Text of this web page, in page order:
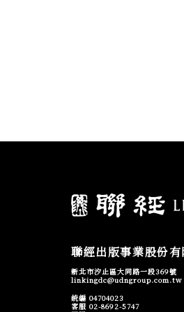
聯經出版事業股份
新北市汐止區大同路一段369號
linkingdc@udngroup.com.tw
統編 04704023
客服 02-8692-5747